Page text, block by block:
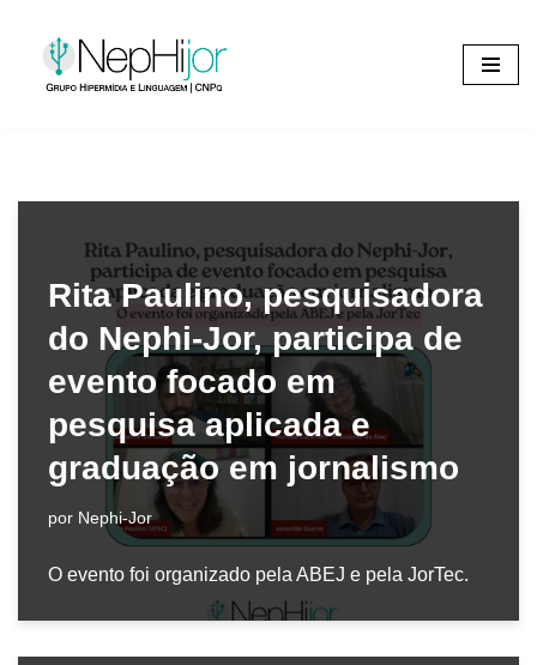
Pular
Rita Paulino, pesquisadora
do Nephi-Jor, participa de
evento focado em
pesquisa aplicada e
graduação em jornalismo
por Nephi-Jor
O evento foi organizado pela ABEJ e pela JorTec.